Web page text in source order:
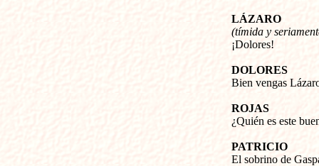
LÁZARO
(tímida y
¡Dolores!
DOLORES
Bien vengas
ROJAS
¿Quién es este
PATRICIO
El sobrino de